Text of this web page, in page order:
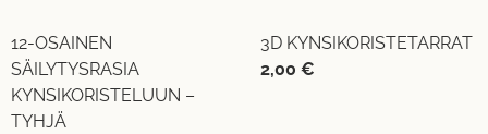
12-OSAINEN
SÄILYTYSRASIA
KYNSIKORISTELUUN –
TYHJÄ
3D KYNSIKORISTETARRAT
2,00 €